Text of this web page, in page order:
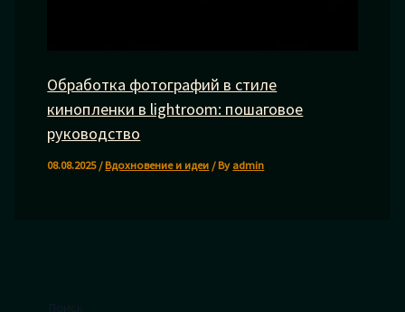
Обработка фотографий в стиле
кинопленки в lightroom: пошаговое
руководство
08.08.2025/Вдохновение и идеи / Byadmin